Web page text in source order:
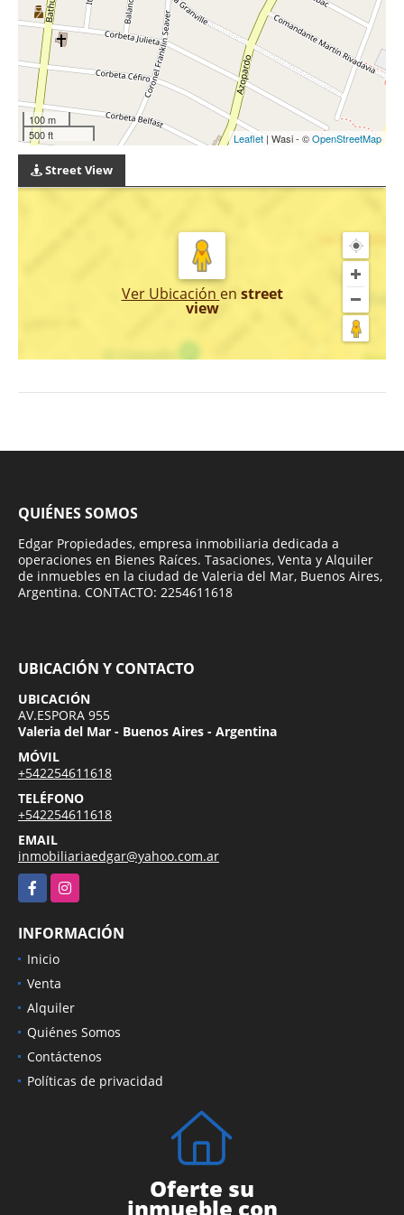
100 m
500 ft
Leaflet | Wasi - ©OpenStreetMap
Street View
Ver Ubicación en street
view
QUIÉNES SOMOS
Edgar Propiedades, empresa inmobiliaria dedicada a
operaciones en Bienes Raíces. Tasaciones, Venta y Alquiler
de inmuebles en la ciudad de Valeria del Mar, Buenos Aires,
Argentina. CONTACTO: 2254611618
UBICACIÓN Y CONTACTO
UBICACIÓN
AV.ESPORA 955
Valeria del Mar - Buenos Aires - Argentina
MÓVIL
+542254611618
TELÉFONO
+542254611618
EMAIL
inmobiliariaedgar@yahoo.com.ar
FacebookInstagram
INFORMACIÓN
Inicio
Venta
Alquiler
Quiénes Somos
Contáctenos
Políticas de privacidad
Oferte su
inmueble con